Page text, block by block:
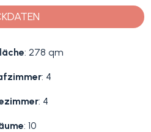
: 278 qm
: 4
: 4
: 10